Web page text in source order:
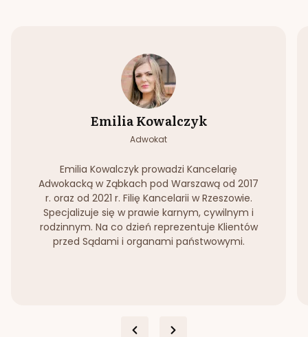
Emilia Kowalczyk
Adwokat
Emilia Kowalczyk prowadzi Kancelarię
Adwokacką w Ząbkach pod Warszawą od 2017
r. oraz od 2021 r. Filię Kancelarii w Rzeszowie.
Specjalizuje się w prawie karnym, cywilnym i
rodzinnym. Na co dzień reprezentuje Klientów
przed Sądami i organami państwowymi.